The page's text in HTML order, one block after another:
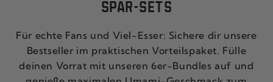
SPAR-SETS
Für echte Fans und Viel-Esser: Sichere dir unsere
Bestseller im praktischen Vorteilspaket. Fülle
deinen Vorrat mit unseren 6er-Bundles auf und